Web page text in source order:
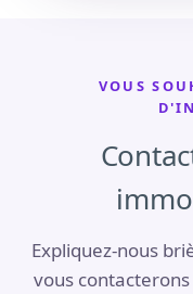
VOUS
Expliquez-nous
vous